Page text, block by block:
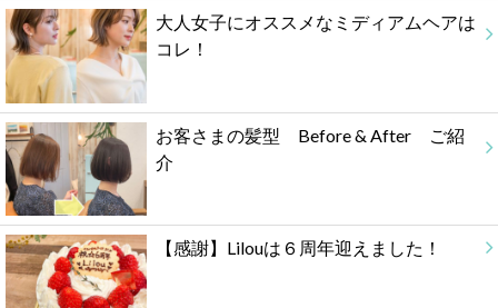
大人女子にオススメなミディアムヘアは
コレ！
お客さまの髪型 Before & After ご紹
介
【感謝】Lilouは６周年迎えました！